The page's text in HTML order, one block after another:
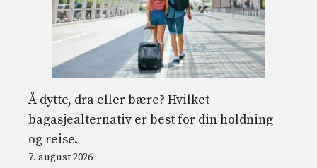
Å dytte, dra eller bære? Hvilket
bagasjealternativ er best for din holdning
og reise.
7. august 2026